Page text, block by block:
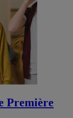
Première